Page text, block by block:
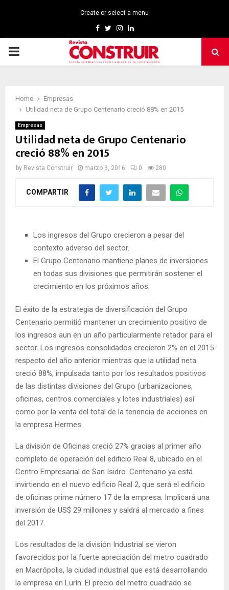
Create or select a menu
Facebook
TwitterInstagram
Linkedin
PRIMARY
Home
Empresas
Utilidad neta de Grupo Centenario creció 88% en 2015
Empresas
Utilidad neta de Grupo Centenario
creció 88% en 2015
by Revista Construir marzo 3, 2016 0 280
COMPARTIR
Los ingresos del Grupo crecieron a pesar del
contexto adverso del sector.
El Grupo Centenario mantiene planes de inversiones
en todas sus divisiones que permitirán sostener el
crecimiento en los próximos años.
El éxito de la estrategia de diversificación del Grupo
Centenario permitió mantener un crecimiento positivo de
los ingresos aun en un año particularmente retador para el
sector. Los ingresos consolidados crecieron 2% en el 2015
respecto del año anterior mientras que la utilidad neta
creció 88%, impulsada tanto por los resultados positivos
de las distintas divisiones del Grupo (urbanizaciones,
oficinas, centros comerciales y lotes industriales) así
como por la venta del total de la tenencia de acciones en
la empresa Hermes.
La división de Oficinas creció 27% gracias al primer año
completo de operación del edificio Real 8, ubicado en el
Centro Empresarial de San Isidro. Centenario ya está
invirtiendo en el nuevo edificio Real 2, que será el edificio
de oficinas prime número 17 de la empresa. Implicará una
inversión de US$ 29 millones y saldrá al mercado a fines
del 2017.
Los resultados de la división Industrial se vieron
favorecidos por la fuerte apreciación del metro cuadrado
en Macrópolis, la ciudad industrial que está desarrollando
la empresa en Lurín. El precio del metro cuadrado se